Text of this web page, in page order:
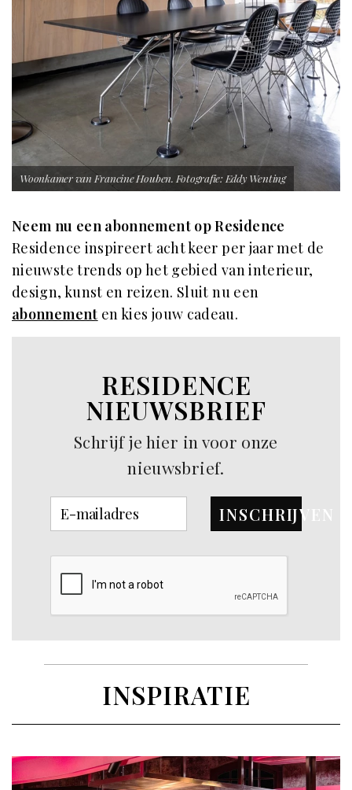
Woonkamer van Francine Houben. Fotografie: Eddy Wenting
Neem nu een abonnement op Residence
Residence inspireert acht keer per jaar met de
nieuwste trends op het gebied van interieur,
design, kunst en reizen. Sluit nu een
abonnement en kies jouw cadeau.
RESIDENCE
NIEUWSBRIEF
Schrijf je hier in voor onze
nieuwsbrief.
INSCHRIJVEN
INSPIRATIE